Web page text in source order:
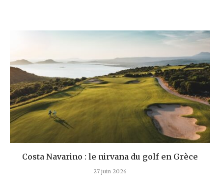
Costa Navarino : le nirvana du golf en Grèce
27 juin 2026